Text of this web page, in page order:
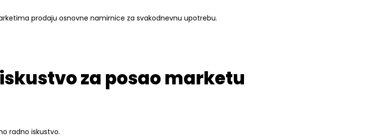
prodaju osnovne namirnice za svakodnevnu upotrebu.
za posao marketu
radno iskustvo.